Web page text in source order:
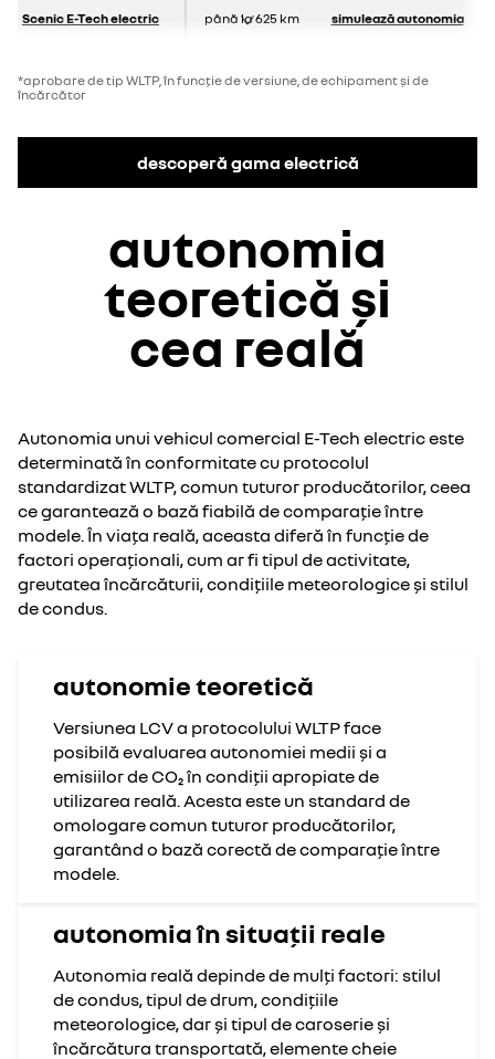
Scenic E-Tech electric până la 625 km simulează autonomia
*aprobare de tip WLTP, în funcție de versiune, de echipament și de
încărcător
descoperă gama electrică
autonomia
teoretică și
cea reală
Autonomia unui vehicul comercial E-Tech electric este
determinată în conformitate cu protocolul
standardizat WLTP, comun tuturor producătorilor, ceea
ce garantează o bază fiabilă de comparație între
modele. În viața reală, aceasta diferă în funcție de
factori operaționali, cum ar fi tipul de activitate,
greutatea încărcăturii, condițiile meteorologice și stilul
de condus.
autonomie teoretică
Versiunea LCV a protocolului WLTP face
posibilă evaluarea autonomiei medii și a
emisiilor de CO₂ în condiții apropiate de
utilizarea reală. Acesta este un standard de
omologare comun tuturor producătorilor,
garantând o bază corectă de comparație între
modele.
autonomia în situații reale
Autonomia reală depinde de mulți factori: stilul
de condus, tipul de drum, condițiile
meteorologice, dar și tipul de caroserie și
încărcătura transportată, elemente cheie